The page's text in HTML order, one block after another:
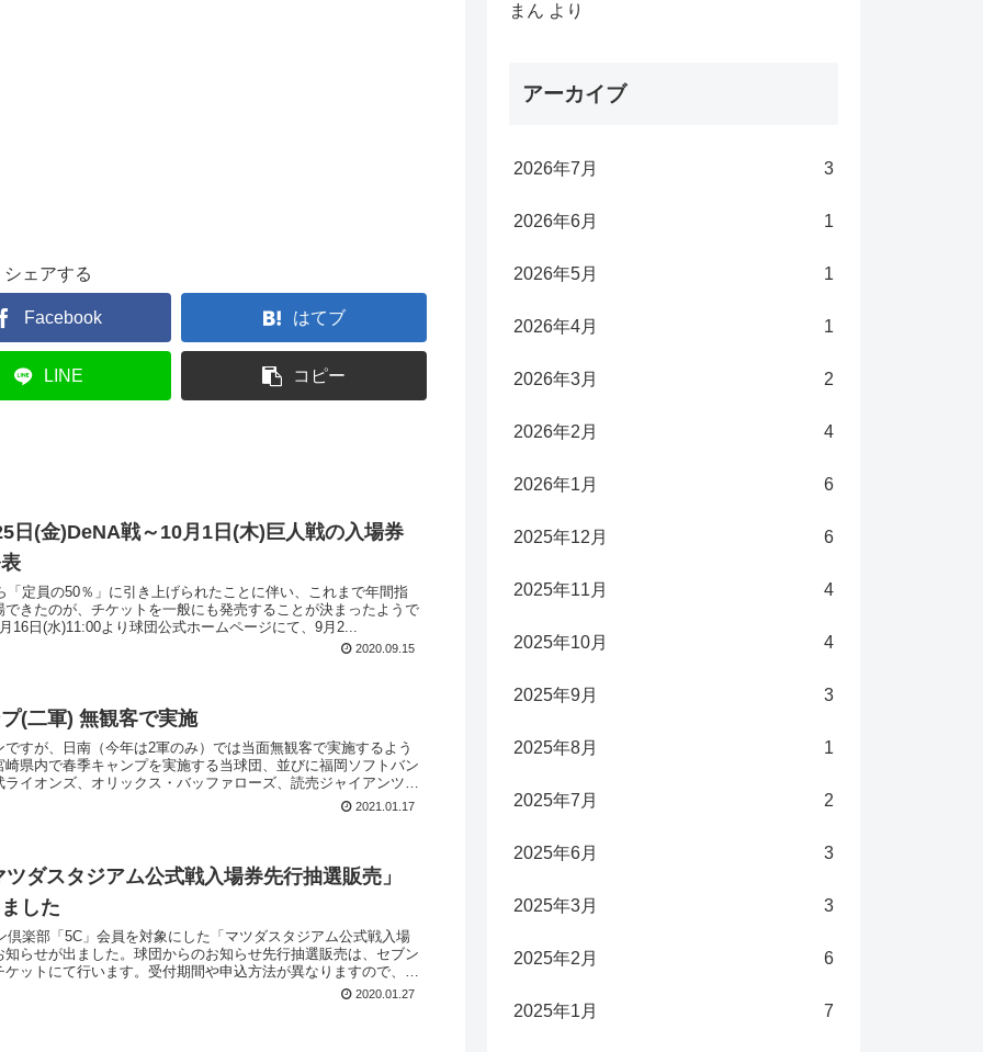
シェアする
Facebook はてブ
LINE コピー
日(金)DeNA戦～10月1日(木)巨人戦の入場券
「定員の50％」に引き上げられたことに伴い、これまで年間指
できたのが、チケットを一般にも発売することが決まったようで
16日(水)11:00より球団公式ホームページにて、9月2...
2020.09.15
(二軍) 無観客で実施
ですが、日南（今年は2軍のみ）では当面無観客で実施するよう
県内で春季キャンプを実施する当球団、並びに福岡ソフトバン
ライオンズ、オリックス・バッファローズ、読売ジャイアンツ、
2021.01.17
ダスタジアム公式戦入場券先行抽選販売」
した
倶楽部「5C」会員を対象にした「マツダスタジアム公式戦入場
知らせが出ました。球団からのお知らせ先行抽選販売は、セブン
ットにて行います。受付期間や申込方法が異なりますので、下
2020.01.27
まん より
アーカイブ
2026年7月 3
2026年6月 1
2026年5月 1
2026年4月 1
2026年3月 2
2026年2月 4
2026年1月 6
2025年12月 6
2025年11月 4
2025年10月 4
2025年9月 3
2025年8月 1
2025年7月 2
2025年6月 3
2025年3月 3
2025年2月 6
2025年1月 7